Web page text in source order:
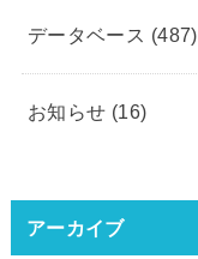
データベース (487)
お知らせ (16)
アーカイブ